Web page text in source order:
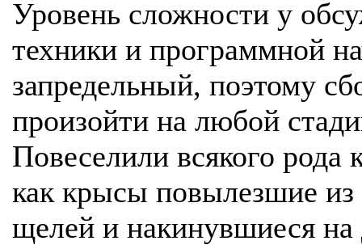
Уровень сложности у
техники и программной
запредельный, поэтому
произойти на любой
Повеселили всякого рода
как крысы повылезшие из
щелей и накинувшиеся на